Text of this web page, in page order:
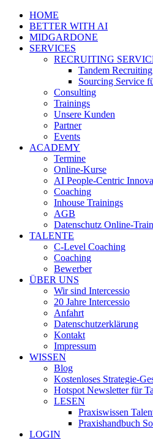
HOME
BETTER WITH AI
MIDGARDONE
SERVICES
RECRUITING
Tandem
Sourcing Service
Consulting
Trainings
Unsere Kunden
Partner
Events
ACADEMY
Termine
Online-Kurse
AI People-Centric
Coaching
Inhouse Trainings
AGB
Datenschutz Online-
TALENTE
C-Level Coaching
Coaching
Bewerber
ÜBER UNS
Wir sind Intercessio
20 Jahre Intercessio
Anfahrt
Datenschutzerklärung
Kontakt
Impressum
WISSEN
Blog
Kostenloses Strategie-
Hotspot Newsletter für
LESEN
Praxiswissen
Praxishandbuch
LOGIN